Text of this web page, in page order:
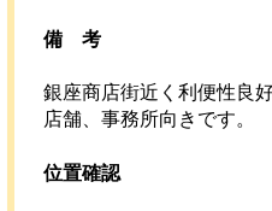
備考
銀座商店街近く利便性良
店舗、事務所向きです。
位置確認